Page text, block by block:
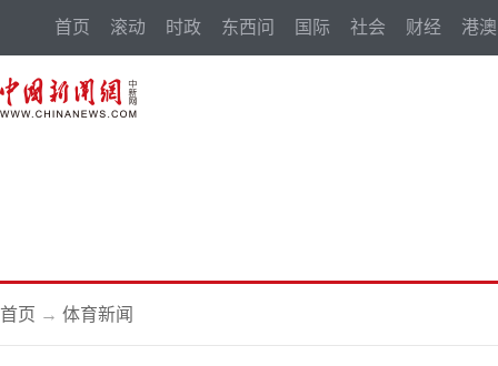
首页 滚动 时政 东西问 国际 社会 财经 港澳
首页 → 体育新闻